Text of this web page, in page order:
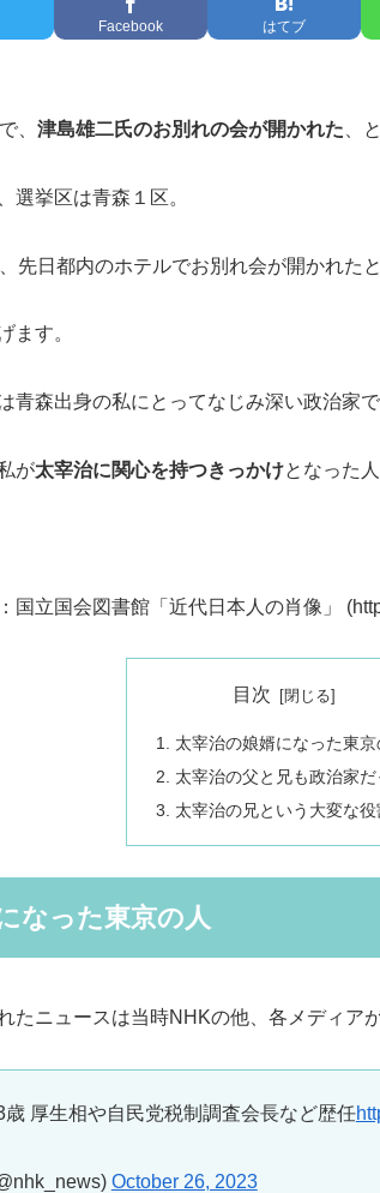
Facebook はてブ
、 津島雄二氏のお別れの会が開かれた 、
選挙区は青森１区。
先日都内のホテルでお別れ会が開かれた
ます。
青森出身の私にとってなじみ深い政治家で
が太宰治に関心を持つきっかけとなった
国立国会図書館「近代日本人の肖像」
目次
太宰治の娘婿になった東京
太宰治の父と兄も政治家だ
太宰治の兄という大変な役
なった東京の人
たニュースは当時NHKの他、各メディア
厚生相や自民党税制調査会長など歴任
October 26, 2023